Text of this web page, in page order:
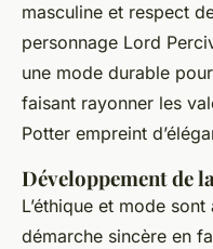
masculine et respect
personnage Lord
une mode durable
faisant rayonner les
Potter empreint
Développement de
L’éthique et mode
démarche sincère en